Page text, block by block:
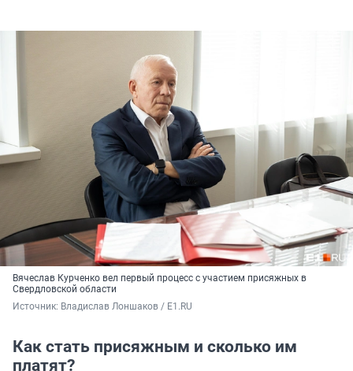
Вячеслав Курченко вел первый процесс с участием присяжных в
Свердловской области
Источник: Владислав Лоншаков / E1.RU
Как стать присяжным и сколько им
платят?